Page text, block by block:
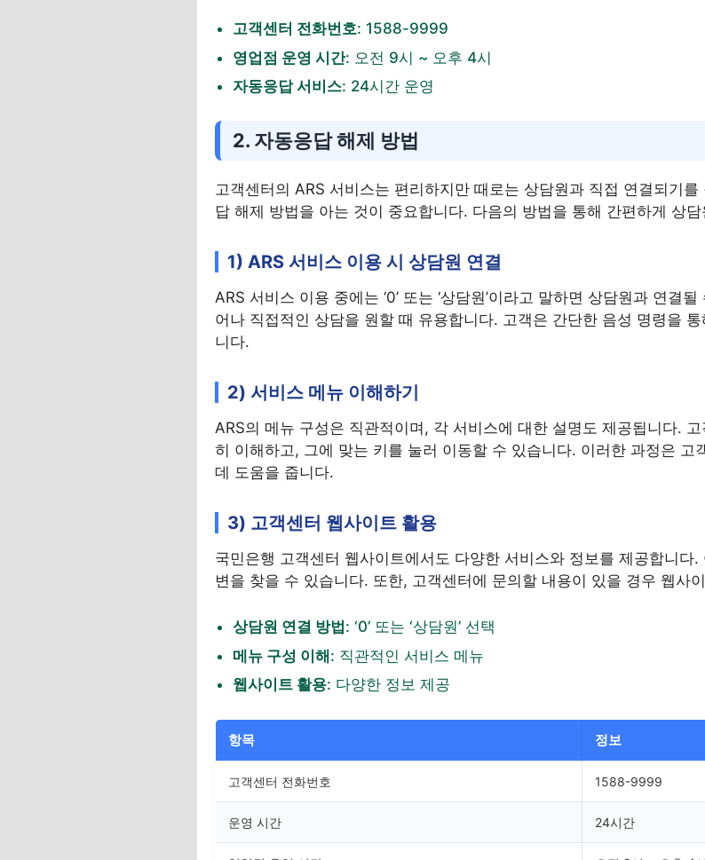
고객센터 전화번호: 1588-9999
영업점 운영 시간: 오전 9시 ~ 오후 4시
자동응답 서비스: 24시간 운영
2. 자동응답 해제 방법
고객센터의 ARS 서비스는 편리하지만 때로는 상담원과 직접 연결되기
답 해제 방법을 아는 것이 중요합니다. 다음의 방법을 통해 간편하게 상
1) ARS 서비스 이용 시 상담원 연결
ARS 서비스 이용 중에는 ‘0’ 또는 ‘상담원’이라고 말하면 상담원과 연결
어나 직접적인 상담을 원할 때 유용합니다. 고객은 간단한 음성 명령을
니다.
2) 서비스 메뉴 이해하기
ARS의 메뉴 구성은 직관적이며, 각 서비스에 대한 설명도 제공됩니다.
히 이해하고, 그에 맞는 키를 눌러 이동할 수 있습니다. 이러한 과정은 고
데 도움을 줍니다.
3) 고객센터 웹사이트 활용
국민은행 고객센터 웹사이트에서도 다양한 서비스와 정보를 제공합니다
변을 찾을 수 있습니다. 또한, 고객센터에 문의할 내용이 있을 경우 웹사
상담원 연결 방법 : ‘0’ 또는 ‘상담원’ 선택
메뉴 구성 이해: 직관적인 서비스 메뉴
웹사이트 활용: 다양한 정보 제공
항목 정보
고객센터 전화번호 1588-9999
운영 시간 24시간